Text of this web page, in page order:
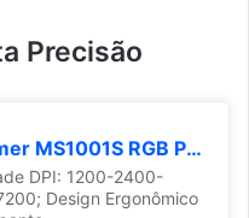
Precisão
Havit Mouse Gamer MS1001S RGB Programável Macro, 7 Botões, 800-1600-2400-3200-4800-8000 DPI, USB, Design Ergonômico, Antiderrapante
DPI: 1200-2400-
Design Ergonômico